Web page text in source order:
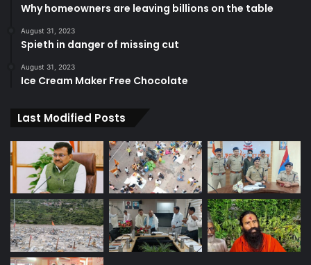
Why homeowners are leaving billions on the table
August 31, 2023
Spieth in danger of missing cut
August 31, 2023
Ice Cream Maker Free Chocolate
Last Modified Posts